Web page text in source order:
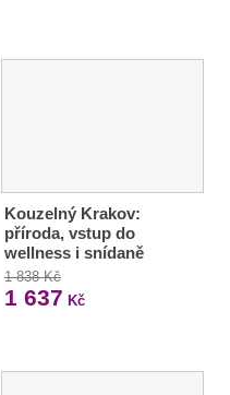
Kouzelný Krakov:
příroda, vstup do
wellness i snídaně
1 838 Kč
1 637 Kč